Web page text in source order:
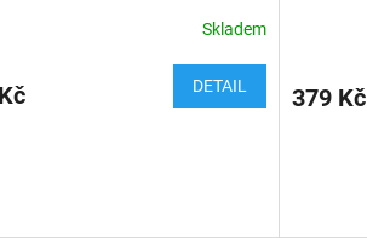
Skladem
DETAIL 379 Kč